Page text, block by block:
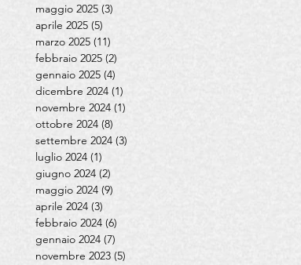
maggio 2025 (3)
aprile 2025 (5)
marzo 2025 (11)
febbraio 2025 (2)
gennaio 2025 (4)
dicembre 2024 (1)
novembre 2024 (1)
ottobre 2024 (8)
settembre 2024 (3)
luglio 2024 (1)
giugno 2024 (2)
maggio 2024 (9)
aprile 2024 (3)
febbraio 2024 (6)
gennaio 2024 (7)
novembre 2023 (5)